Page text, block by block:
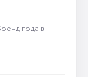
года в